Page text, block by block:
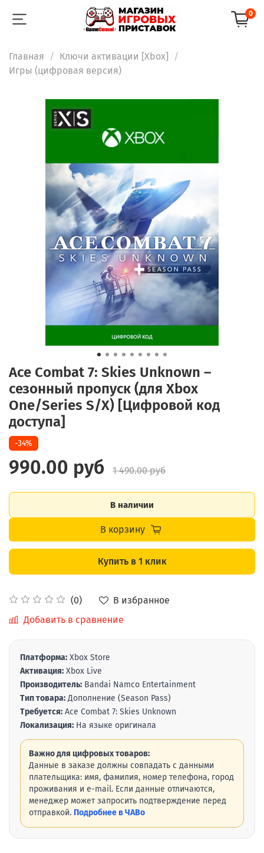
0
Главная
Ключи активации [Xbox]
Игры (цифровая версия)
Ace Combat 7: Skies Unknown –
сезонный пропуск (для Xbox
One/Series S/X) [Цифровой код
доступа]
(0)
В избранное
Добавить в сравнение
-34%
990.00 руб 1 490.00 руб
В наличии
В корзину
Купить в 1 клик
Платформа: Xbox Store
Активация: Xbox Live
Производитель: Bandai Namco Entertainment
Тип товара:Дополнение (Season Pass)
Требуется: Ace Combat 7: Skies Unknown
Локализация: На языке оригинала
Важно для цифровых товаров:
Данные в заказе должны совпадать с данными
плательщика: имя, фамилия, номер телефона, город
проживания и e-mail. Если данные отличаются,
менеджер может запросить подтверждение перед
отправкой. Подробнее в ЧАВо